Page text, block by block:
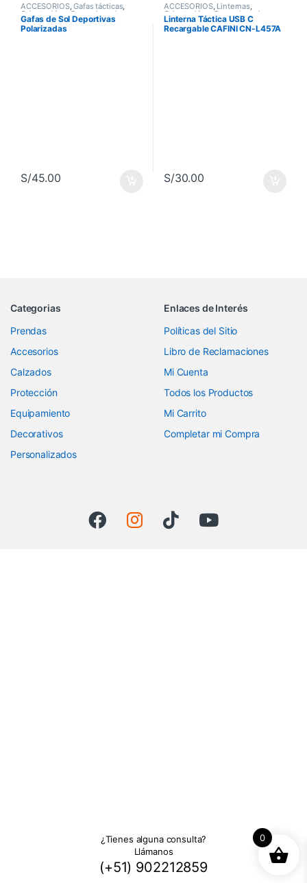
ACCESORIOS,Gafas tácticas,
Orientación y Supervivencia
Gafas de Sol Deportivas
Polarizadas
S/45.00
ACCESORIOS, Linternas,
Orientación y Supervivencia
Linterna Táctica USB C
Recargable CAFINI CN-L457A
S/30.00
Categorias
Prendas
Accesorios
Calzados
Protección
Equipamiento
Decorativos
Personalizados
Enlaces de Interés
Políticas del Sitio
Libro de Reclamaciones
Mi Cuenta
Todos los Productos
Mi Carrito
Completar mi Compra
¿Tienes alguna consulta?
Llámanos
(+51) 902212859
0